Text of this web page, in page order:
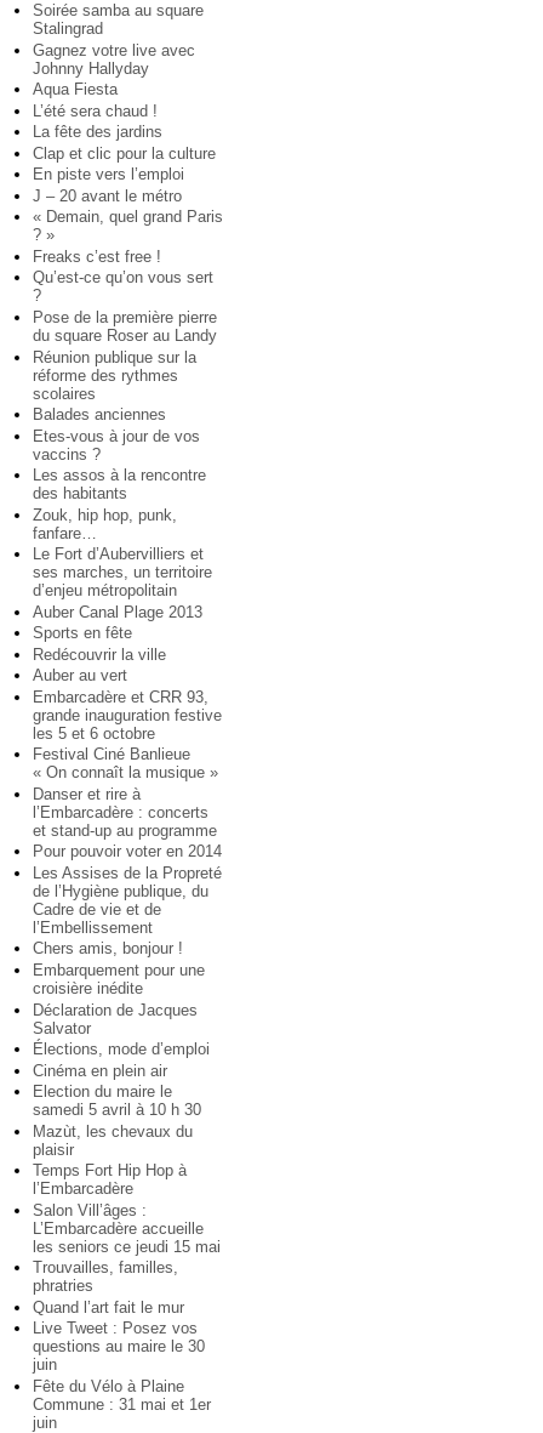
Soirée samba au square
Stalingrad
Gagnez votre live avec
Johnny Hallyday
Aqua Fiesta
L’été sera chaud !
La fête des jardins
Clap et clic pour la culture
En piste vers l’emploi
J – 20 avant le métro
« Demain, quel grand Paris
? »
Freaks c’est free !
Qu’est-ce qu’on vous sert
?
Pose de la première pierre
du square Roser au Landy
Réunion publique sur la
réforme des rythmes
scolaires
Balades anciennes
Etes-vous à jour de vos
vaccins ?
Les assos à la rencontre
des habitants
Zouk, hip hop, punk,
fanfare…
Le Fort d’Aubervilliers et
ses marches, un territoire
d’enjeu métropolitain
Auber Canal Plage 2013
Sports en fête
Redécouvrir la ville
Auber au vert
Embarcadère et CRR 93,
grande inauguration festive
les 5 et 6 octobre
Festival Ciné Banlieue
« On connaît la musique »
Danser et rire à
l’Embarcadère : concerts
et stand-up au programme
Pour pouvoir voter en 2014
Les Assises de la Propreté
de l’Hygiène publique, du
Cadre de vie et de
l’Embellissement
Chers amis, bonjour !
Embarquement pour une
croisière inédite
Déclaration de Jacques
Salvator
Élections, mode d’emploi
Cinéma en plein air
Election du maire le
samedi 5 avril à 10 h 30
Mazùt, les chevaux du
plaisir
Temps Fort Hip Hop à
l’Embarcadère
Salon Vill’âges :
L’Embarcadère accueille
les seniors ce jeudi 15 mai
Trouvailles, familles,
phratries
Quand l’art fait le mur
Live Tweet : Posez vos
questions au maire le 30
juin
Fête du Vélo à Plaine
Commune : 31 mai et 1er
juin